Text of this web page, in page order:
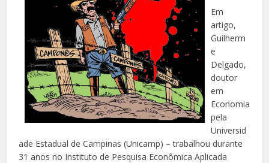
Em
artigo,
Guilherm
e
Delgado,
doutor
em
Economia
pela
Universid
ade Estadual de Campinas (Unicamp) – trabalhou durante
31 anos no Instituto de Pesquisa Econômica Aplicada